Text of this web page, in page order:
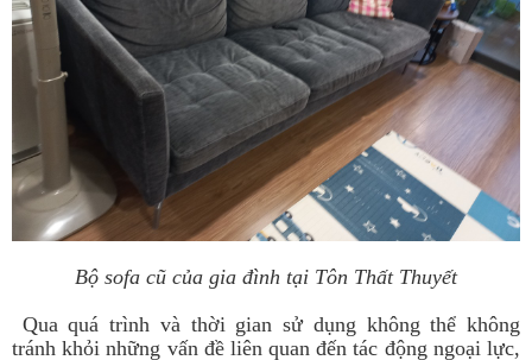
Bộ sofa cũ của gia đình tại Tôn Thất Thuyết
Qua quá trình và thời gian sử dụng không thể không
tránh khỏi những vấn đề liên quan đến tác động ngoại lực,